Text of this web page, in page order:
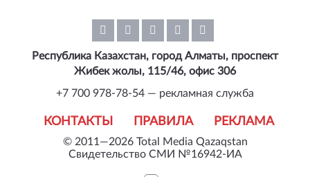
© 2011—2026 Total Media Qazaqstan
Свидетельство СМИ №16942-ИА
КОНТАКТЫ ПРАВИЛА РЕКЛАМА
Республика Казахстан, город Алматы, проспект
Жибек жолы, 115/46, офис 306
+7 700 978-78-54 — рекламная служба